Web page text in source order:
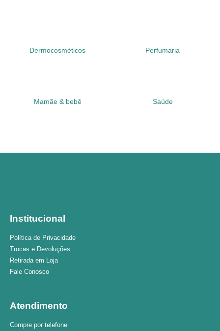
Dermocosméticos Perfumaria
Mamãe & bebê Saúde
Institucional
Política de Privacidade
Trocas e Devoluções
Retirada em Loja
Fale Conosco
Atendimento
Compre por telefone